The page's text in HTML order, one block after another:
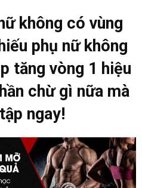
không có vùng
phụ nữ không
tăng vòng 1 hiệu
chừ gì nữa mà
ngay!